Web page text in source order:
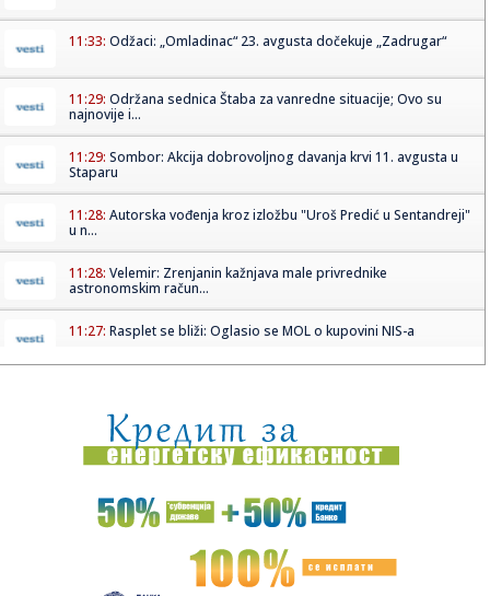
11:33: Odžaci: „Omladinac“ 23. avgusta dočekuje „Zadrugar“
11:29: Održana sednica Štaba za vanredne situacije; Ovo su
najnovije i...
11:29: Sombor: Akcija dobrovoljnog davanja krvi 11. avgusta u
Staparu
11:28: Autorska vođenja kroz izložbu "Uroš Predić u Sentandreji"
u n...
11:28: Velemir: Zrenjanin kažnjava male privrednike
astronomskim račun...
11:27: Rasplet se bliži: Oglasio se MOL o kupovini NIS-a
11:25:Belgija šalje vojnike na Grenland
11:25:"Otkinuću ti glavu": Trebinjac ženu polio sokom, ona mu
pocijep...
"Stara dama" šampion neukusa (FOTO)